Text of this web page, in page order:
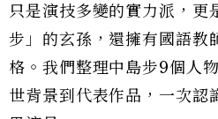
只是演技多變的實力派，更
步」的玄孫，還擁有國語教
格。我們整理中島步9個人
世背景到代表作品，一次認